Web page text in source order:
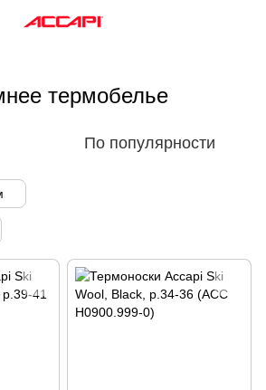
термобелье
По популярности